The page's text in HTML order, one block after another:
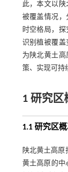
此，本文以
被覆盖情况
时空格局，探
识别植被覆
为陕北黄土
策、实现可持
1 研究区
1.1 研究区
陕北黄土高原
黄土高原的中